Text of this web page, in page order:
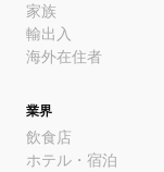
家族
輸出入
海外在住者
業界
飲食店
ホテル・宿泊